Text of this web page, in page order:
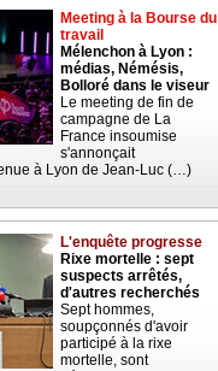
Meeting à la Bourse du
travail
Mélenchon à Lyon :
médias, Némésis,
Bolloré dans le viseur
Le meeting de fin de
campagne de La
France insoumise
s'annonçait
à Lyon de Jean-Luc (…)
L'enquête progresse
Rixe mortelle : sept
suspects arrêtés,
d'autres recherchés
Sept hommes,
soupçonnés d'avoir
participé à la rixe
mortelle, sont